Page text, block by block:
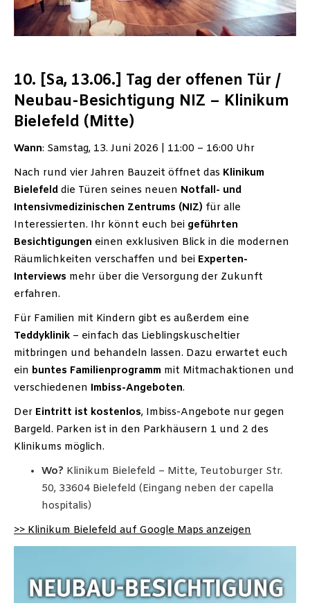
10. [Sa, 13.06.] Tag der offenen Tür /
Neubau-Besichtigung NIZ – Klinikum
Bielefeld (Mitte)
Wann: Samstag, 13. Juni 2026 | 11:00 – 16:00 Uhr
Nach rund vier Jahren Bauzeit öffnet das Klinikum
Bielefeld die Türen seines neuen Notfall- und
Intensivmedizinischen Zentrums (NIZ) für alle
Interessierten. Ihr könnt euch bei geführten
Besichtigungen einen exklusiven Blick in die modernen
Räumlichkeiten verschaffen und bei Experten-
Interviews mehr über die Versorgung der Zukunft
erfahren.
Für Familien mit Kindern gibt es außerdem eine
Teddyklinik – einfach das Lieblingskuscheltier
mitbringen und behandeln lassen. Dazu erwartet euch
ein buntes Familienprogramm mit Mitmachaktionen und
verschiedenen Imbiss-Angeboten.
Der Eintritt ist kostenlos, Imbiss-Angebote nur gegen
Bargeld. Parken ist in den Parkhäusern 1 und 2 des
Klinikums möglich.
Wo? Klinikum Bielefeld – Mitte, Teutoburger Str.
50, 33604 Bielefeld (Eingang neben der capella
hospitalis)
>> Klinikum Bielefeld auf Google Maps anzeigen